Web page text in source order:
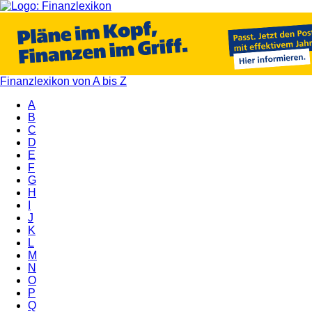
Finanzlexikon von A bis Z
A
B
C
D
E
F
G
H
J
K
L
M
N
O
P
Q